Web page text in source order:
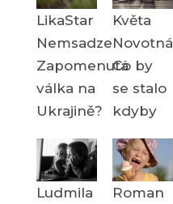
LikaStar
Nemsadze
Zapomenutá
válka na
Ukrajině?
Květa
Novotná
Co by
se stalo
kdyby
Ludmila
Roman